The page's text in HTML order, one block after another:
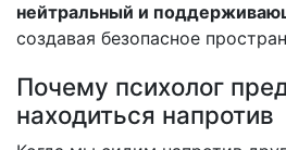
нейтральный и
создавая безопасное
Почему психолог
находиться напротив